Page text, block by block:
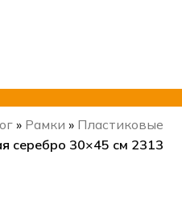
» Рамки » Пластиковые
серебро 30×45 см 2313